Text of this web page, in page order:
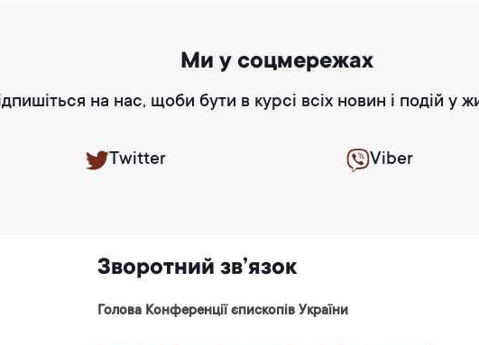
Ми у соцмережах
на нас, щоби бути в курсі всіх новин і подій у
Twitter Viber
Зворотний зв’язок
Голова Конференції єпископів України